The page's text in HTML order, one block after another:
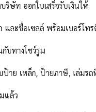
ริษัท ออกใบเสร็จรับเงินให้
และชื่อเซลล์ พร้อมเบอร์โท
บทางโชว์รูม
าย เหล็ก, ป้ายภาษี, เล่มรถ
แล้ว